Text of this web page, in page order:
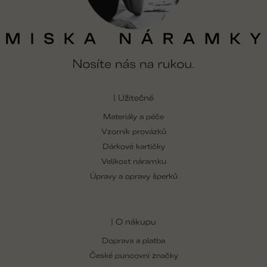
| Užitečné
Materiály a péče
Vzorník provázků
Dárkové kartičky
Velikost náramku
Úpravy a opravy šperků
| O nákupu
Doprava a platba
České puncovní značky